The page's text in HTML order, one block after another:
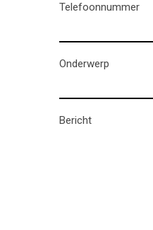
Telefoonnummer
Onderwerp
Bericht